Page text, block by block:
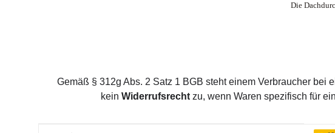
Die
Gemäß § 312g Abs. 2 Satz 1 BGB steht einem Verbraucher
kein Widerrufsrecht zu, wenn Waren spezifisch für